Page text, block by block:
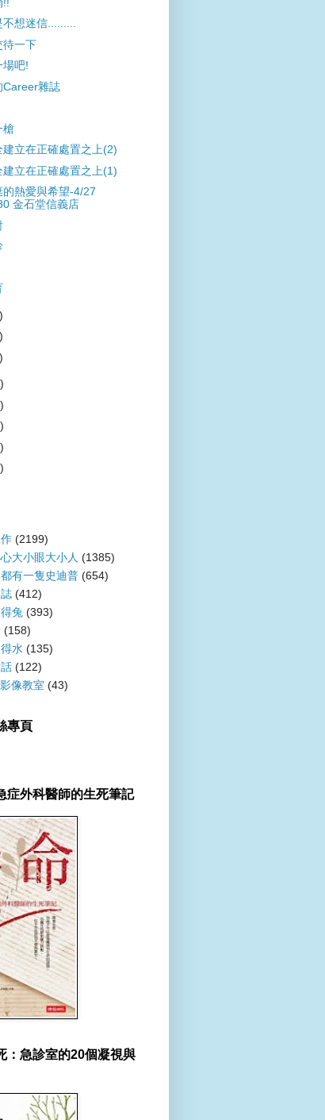
不想迷信.........
待一下
場吧!
Career雜誌
槍
建立在正確處置之上(2)
建立在正確處置之上(1)
的熱愛與希望-4/27
金石堂信義店
(2199)
大小眼大小人 (1385)
有一隻史迪普 (654)
(412)
兔 (393)
(158)
水 (135)
(122)
像教室 (43)
專頁
症外科醫師的生死筆記
：急診室的20個凝視與